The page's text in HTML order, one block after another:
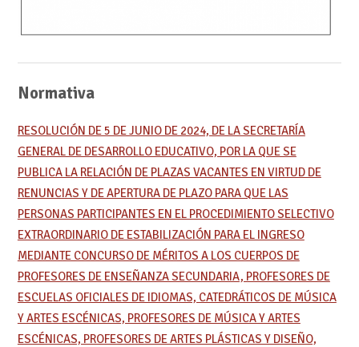
Normativa
RESOLUCIÓN DE 5 DE JUNIO DE 2024, DE LA SECRETARÍA
GENERAL DE DESARROLLO EDUCATIVO, POR LA QUE SE
PUBLICA LA RELACIÓN DE PLAZAS VACANTES EN VIRTUD DE
RENUNCIAS Y DE APERTURA DE PLAZO PARA QUE LAS
PERSONAS PARTICIPANTES EN EL PROCEDIMIENTO SELECTIVO
EXTRAORDINARIO DE ESTABILIZACIÓN PARA EL INGRESO
MEDIANTE CONCURSO DE MÉRITOS A LOS CUERPOS DE
PROFESORES DE ENSEÑANZA SECUNDARIA, PROFESORES DE
ESCUELAS OFICIALES DE IDIOMAS, CATEDRÁTICOS DE MÚSICA
Y ARTES ESCÉNICAS, PROFESORES DE MÚSICA Y ARTES
ESCÉNICAS, PROFESORES DE ARTES PLÁSTICAS Y DISEÑO,